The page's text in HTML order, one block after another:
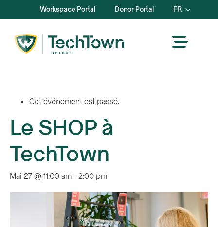
Workspace Portal Donor Portal FR
Cet événement est passé.
Le SHOP à
TechTown
Mai 27 @ 11:00 am- 2:00 pm